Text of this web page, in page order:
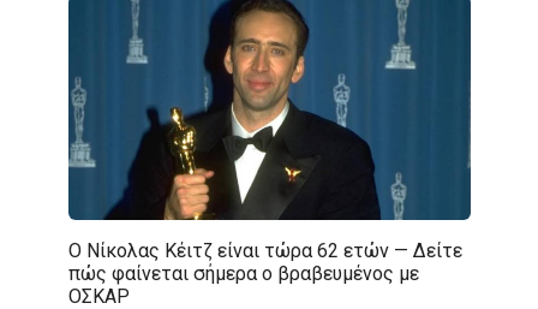
Ο Νίκολας Κέιτζ είναι τώρα 62 ετών — Δείτε
πώς φαίνεται σήμερα ο βραβευμένος με
ΟΣΚΑΡ